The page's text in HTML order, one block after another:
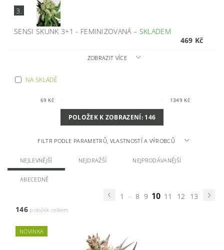
3.
SENSI SKUNK 3+1 - FEMINIZOVANÁ– SKLADEM
469 Kč
ZOBRAZIT VÍCE
NA SKLADĚ
69 Kč 1349 Kč
POLOŽEK K ZOBRAZENÍ: 146
FILTR PODLE PARAMETRŮ, VLASTNOSTÍ A VÝROBCŮ
NEJLEVNĚJŠÍ NEJDRAŽŠÍ NEJPRODÁVANĚJŠÍ
ABECEDNĚ
1 ... 8 9 10 11 12
13
146položek celkem
NOVINKA